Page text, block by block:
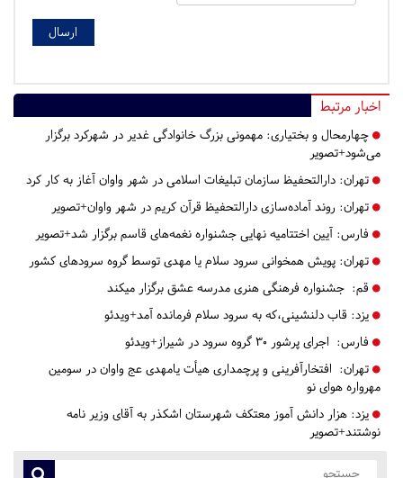
اخبار مرتبط
چهارمحال و بختیاری: مهمونی بزرگ خانوادگی غدیر در شهرکرد برگزار
می‌شود+تصویر
تهران: دارالتحفیظ سازمان تبلیغات اسلامی در شهر واوان آغاز به کار کرد
تهران: روند آماده‌سازی دارالتحفیظ قرآن کریم در شهر واوان+تصویر
فارس: آیین اختتامیه نهایی جشنواره نغمه‌های قاسم برگزار شد+تصویر
تهران: پویش همخوانی سرود سلام یا مهدی توسط گروه سرودهای کشور
قم: جشنواره فرهنگی هنری مدرسه عشق برگزار میکند
یزد: ​​​​​​​قاب دلنشینی،که به سرود سلام فرمانده آمد+ویدئو
فارس: اجرای پرشور ۳۰ گروه سرود در شیراز+ویدئو
تهران: افتخارآفرینی و پرچمداری هیأت یامهدی عج واوان در سومین
مهرواره هوای نو
یزد: هزار دانش آموز معتکف شهرستان اشکذر به آقای وزیر نامه
نوشتند+تصویر